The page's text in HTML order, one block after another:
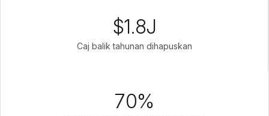
$1.8J
Caj balik tahunan dihapuskan
70%